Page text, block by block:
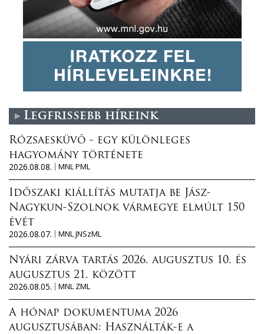
Legfrissebb híreink
Rózsaesküvő - egy különleges
hagyomány története
2026.08.08.
MNL PML
Időszaki kiállítás mutatja be Jász-
Nagykun-Szolnok vármegye elmúlt 150
évét
2026.08.07.
MNL JNSzML
Nyári zárva tartás 2026. augusztus 10. és
augusztus 21. között
2026.08.05.
MNL ZML
A hónap dokumentuma 2026
augusztusában: Használták-e a